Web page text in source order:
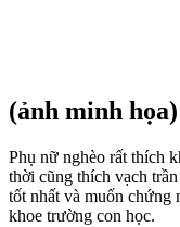
(ảnh minh họa)
Phụ nữ nghèo rất thích
thời cũng thích vạch
tốt nhất và muốn chứng
khoe trường con học.